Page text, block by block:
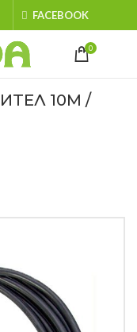
FACEBOOK
0
10М /